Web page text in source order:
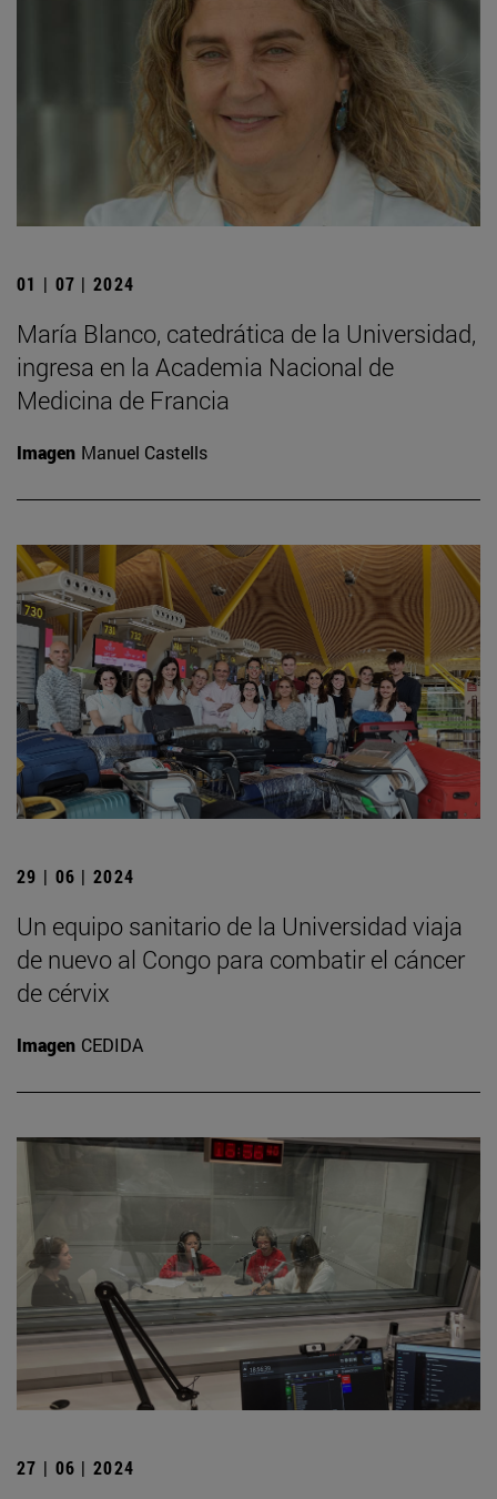
01 | 07 | 2024
María Blanco, catedrática de la Universidad,
ingresa en la Academia Nacional de
Medicina de Francia
Imagen Manuel Castells
29 | 06 | 2024
Un equipo sanitario de la Universidad viaja
de nuevo al Congo para combatir el cáncer
de cérvix
Imagen CEDIDA
27 | 06 | 2024